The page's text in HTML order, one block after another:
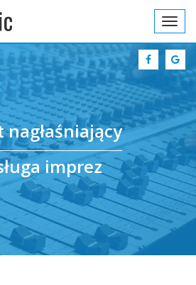
nagłaśniający
imprez